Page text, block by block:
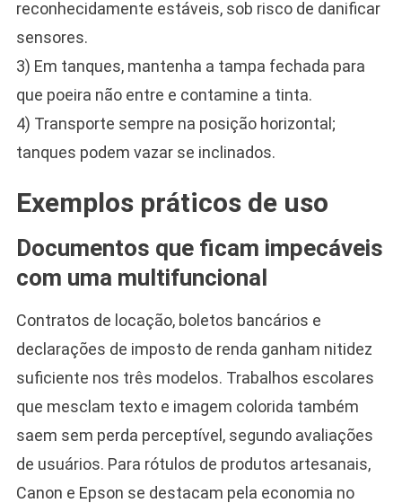
reconhecidamente estáveis, sob risco de danificar
sensores.
3) Em tanques, mantenha a tampa fechada para
que poeira não entre e contamine a tinta.
4) Transporte sempre na posição horizontal;
tanques podem vazar se inclinados.
Exemplos práticos de uso
Documentos que ficam impecáveis
com uma multifuncional
Contratos de locação, boletos bancários e
declarações de imposto de renda ganham nitidez
suficiente nos três modelos. Trabalhos escolares
que mesclam texto e imagem colorida também
saem sem perda perceptível, segundo avaliações
de usuários. Para rótulos de produtos artesanais,
Canon e Epson se destacam pela economia no